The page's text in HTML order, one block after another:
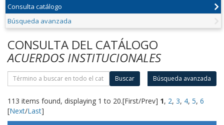
Consulta catálogo
Búsqueda avanzada
CONSULTA DEL CATÁLOGO
ACUERDOS INSTITUCIONALES
Buscar Búsqueda avanzada
113 items found, displaying 1 to 20.[First/Prev] 1, 2, 3, 4, 5, 6
[Next/Last]